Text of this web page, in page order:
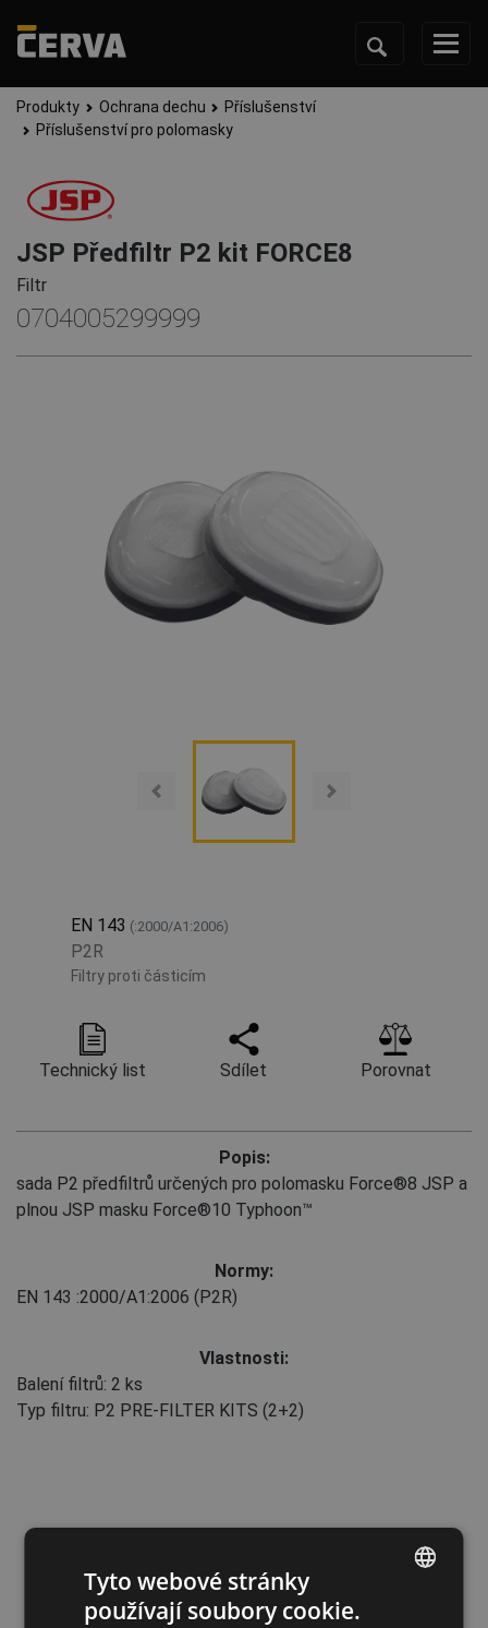
Produkty Ochrana dechu
Příslušenství
Příslušenství pro polomasky
JSP Předfiltr P2 kit FORCE8
Filtr
0704005299999
EN 143 (:2000/A1:2006)
P2R
Filtry proti částicím
Technický list Sdílet Porovnat
Popis:
sada P2 předfiltrů určených pro polomasku Force®8 JSP a
plnou JSP masku Force®10 Typhoon™
Normy:
EN 143 :2000/A1:2006 (P2R)
Vlastnosti:
Balení filtrů: 2 ks
Typ filtru: P2 PRE-FILTER KITS (2+2)
Související produkty
ENGLISH
Tyto webové stránky
používají soubory cookie.